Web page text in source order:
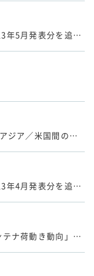
「調査・研究成果（寄稿・投稿分）」に2013年5月発表分を追加しました。
2013年2月及び3月（往航のみ）の「日本・アジア／米国間のコンテナ荷動き動向」速報値を掲載しました。
「調査・研究成果（寄稿・投稿分）」に2013年4月発表分を追加しました。
2013年1月の「日本・アジア／米国間のコンテナ荷動き動向」速報値を掲載しました。